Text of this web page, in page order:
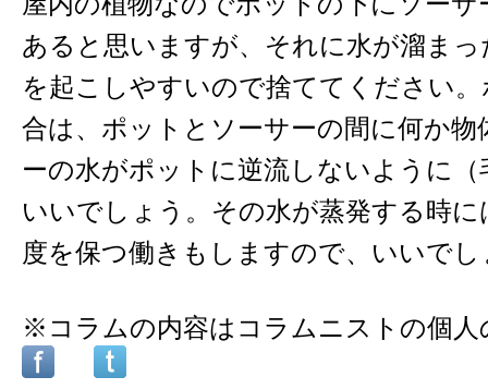
あると思いますが、それに水が溜ま
を起こしやすいので捨ててください
合は、ポットとソーサーの間に何か物
ーの水がポットに逆流しないように
いいでしょう。その水が蒸発する時
度を保つ働きもしますので、いいでし
※コラムの内容はコラムニストの個人